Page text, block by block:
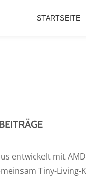
STARTSEITE
entwickelt mit AMD
Tiny-Living-